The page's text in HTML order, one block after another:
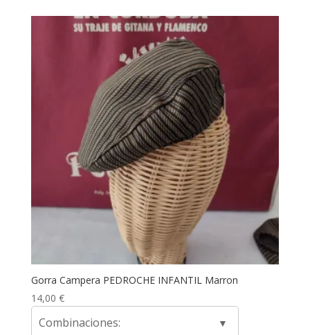
Gorra Campera PEDROCHE INFANTIL Marron
14,00 €
Combinaciones: